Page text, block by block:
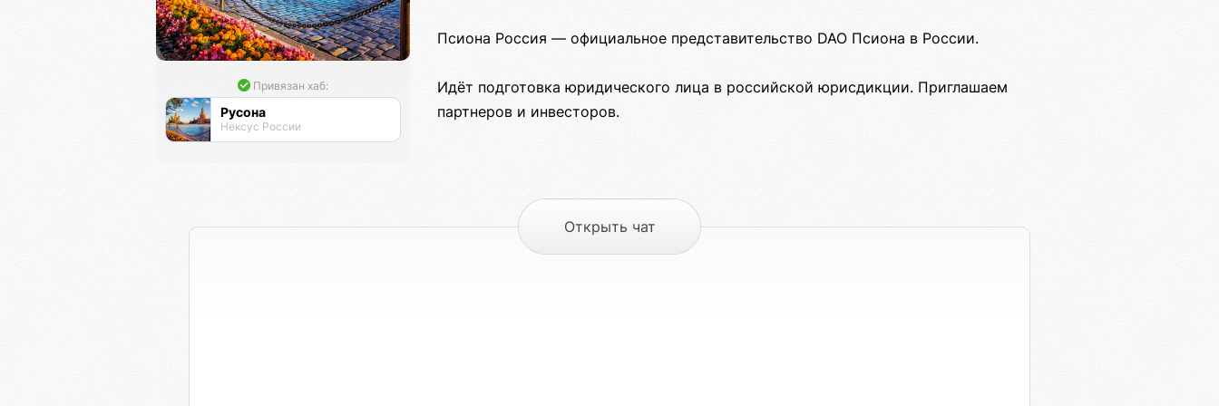
Привязан хаб:
Русона
Нексус России
Псиона Россия — официальное представительство DAO Псиона в России.
Идёт подготовка юридического лица в российской юрисдикции. Приглашаем
партнеров и инвесторов.
Открыть чат